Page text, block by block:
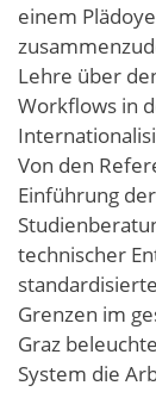
einem
Lehre über
Workflows in
Von den
Einführung
technischer
Grenzen im
Graz
System die